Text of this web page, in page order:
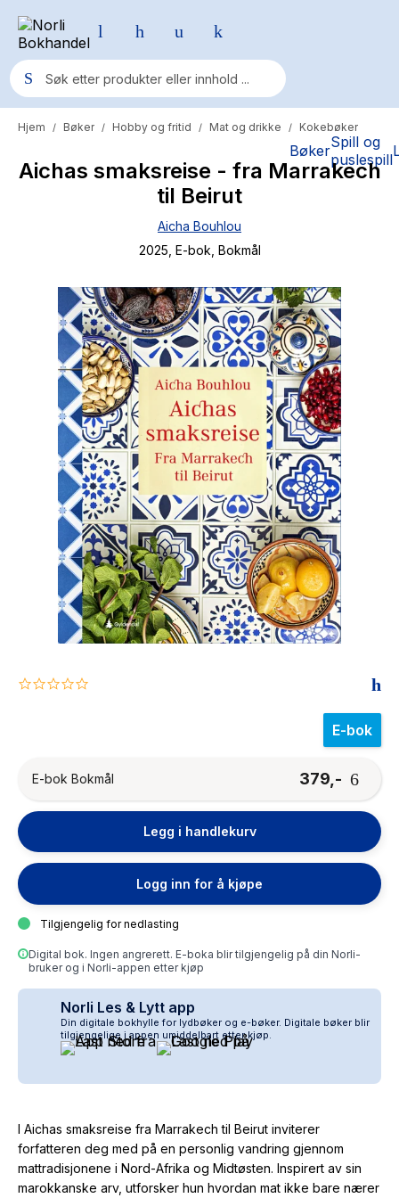
BøkerSpill og
puslespill
Populære søk
Pokemon
Fury Bound - Sable Sorensen
Elizabeth Strout
Hitster
Hypopressiv trening
The Housemaid
Hjem / Bøker / Hobby og fritid / Mat og drikke / Kokebøker
Aichas smaksreise - fra Marrakech
til Beirut
Aicha Bouhlou
2025 , E-bok , Bokmål
0.0
E-bok
E-bok Bokmål 379,-
Legg i handlekurv
Logg inn for å kjøpe
Tilgjengelig for nedlasting
Digital bok. Ingen angrerett. E-boka blir tilgjengelig på din Norli-
bruker og i Norli-appen etter kjøp
Norli Les & Lytt app
Din digitale bokhylle for lydbøker og e-bøker. Digitale bøker blir
tilgjengelige i appen umiddelbart etter kjøp.
I Aichas smaksreise fra Marrakech til Beirut inviterer
forfatteren deg med på en personlig vandring gjennom
mattradisjonene i Nord-Afrika og Midtøsten. Inspirert av sin
marokkanske arv, utforsker hun hvordan mat ikke bare nærer